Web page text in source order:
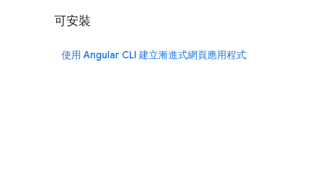
可安裝
使用 Angular CLI 建立漸進式網頁應用程式